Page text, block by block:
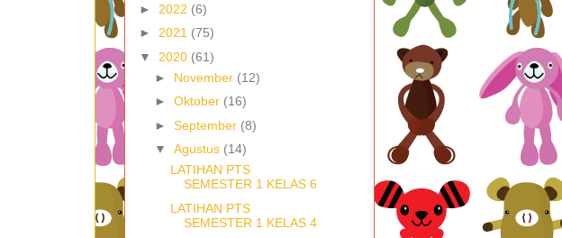
► 2022 (6)
► 2021 (75)
▼ 2020 (61)
► November (12)
► Oktober (16)
► September (8)
▼ Agustus (14)
LATIHAN PTS
SEMESTER 1 KELAS 6
LATIHAN PTS
SEMESTER 1 KELAS 4